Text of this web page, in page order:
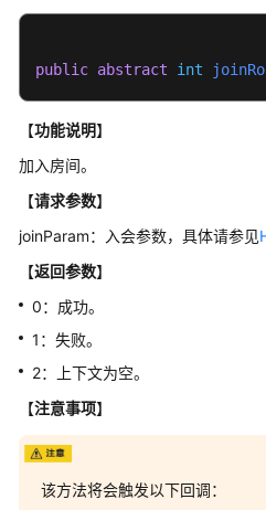
务
告
品
介
快
速
入
门
户
指
南
最
public abstract int
【功能说明】
加入房间。
【请求参数】
joinParam：入会参数，具体请参见
【返回参数】
0：成功。
1：失败。
2：上下文为空。
【注意事项】
该方法将会触发以下回调：